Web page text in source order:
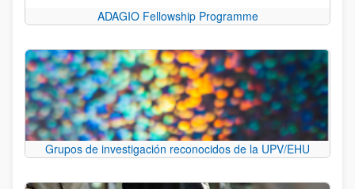
ADAGIO Fellowship Programme
Grupos de investigación reconocidos de la UPV/EHU